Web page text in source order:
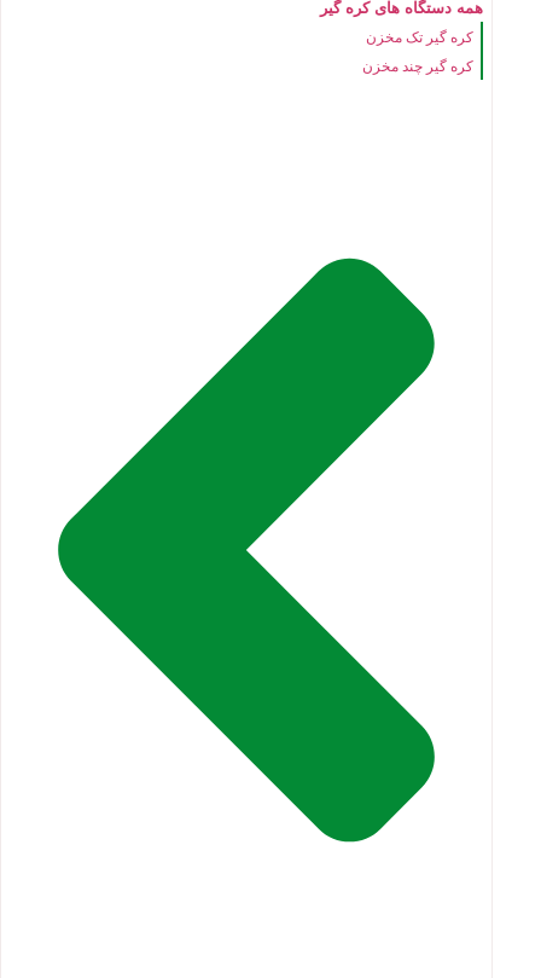
همه دستگاه های کره گیر
کره گیر تک مخزن
کره گیر چند مخزن